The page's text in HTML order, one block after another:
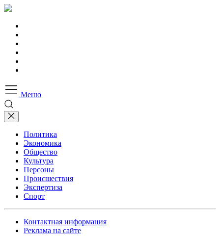
Меню
Политика
Экономика
Общество
Культура
Персоны
Происшествия
Экспертиза
Спорт
Контактная информация
Реклама на сайте